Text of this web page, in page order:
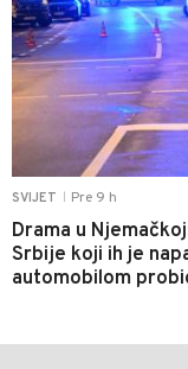
SVIJET Pre 9 h
Drama u
Srbije koji ih je
automobilom